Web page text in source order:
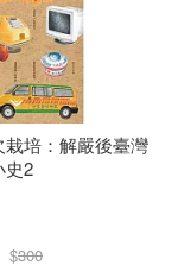
培：解嚴後臺灣
史2
$300